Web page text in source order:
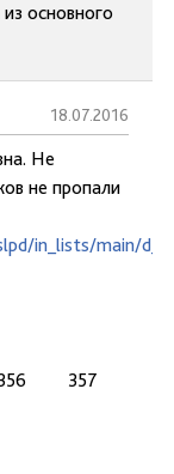
основного
18.07.2016
Не
не пропали
in_lists/main/
357